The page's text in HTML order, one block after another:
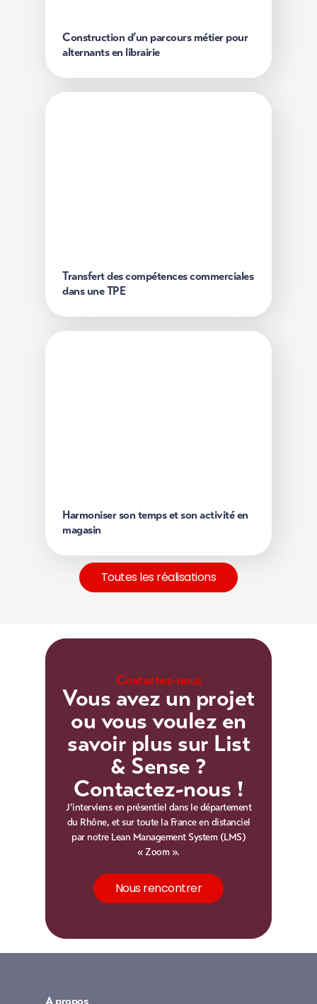
Construction d’un parcours métier pour
alternants en librairie
Transfert des compétences commerciales
dans une TPE
Harmoniser son temps et son activité en
magasin
Toutes les réalisations
Contactez-nous
Vous avez un projet
ou vous voulez en
savoir plus sur List
& Sense ?
Contactez-nous !
J’interviens en présentiel dans le département
du Rhône, et sur toute la France en distanciel
par notre Lean Management System (LMS)
« Zoom ».
Nous rencontrer
A propos